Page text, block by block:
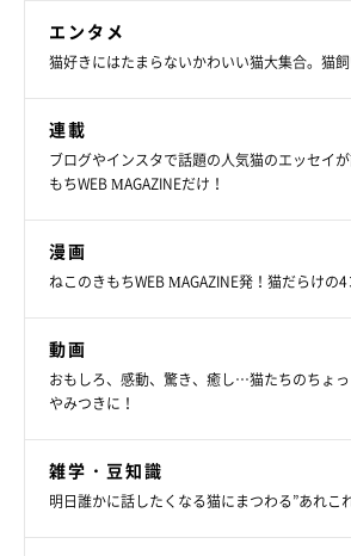
エンタメ
猫好きにはたまらないかわいい猫大集合。猫
連載
ブログやインスタで話題の人気猫のエッセイ
もちWEB MAGAZINEだけ！
漫画
ねこのきもちWEB MAGAZINE発！猫だらけの
動画
おもしろ、感動、驚き、癒し…猫たちのちょ
やみつきに！
雑学・豆知識
明日誰かに話したくなる猫にまつわる”あれこ